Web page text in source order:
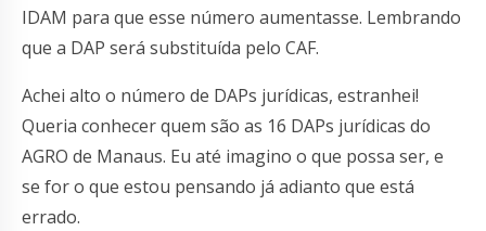
IDAM para que esse número aumentasse. Lembrando
que a DAP será substituída pelo CAF.
Achei alto o número de DAPs jurídicas, estranhei!
Queria conhecer quem são as 16 DAPs jurídicas do
AGRO de Manaus. Eu até imagino o que possa ser, e
se for o que estou pensando já adianto que está
errado.